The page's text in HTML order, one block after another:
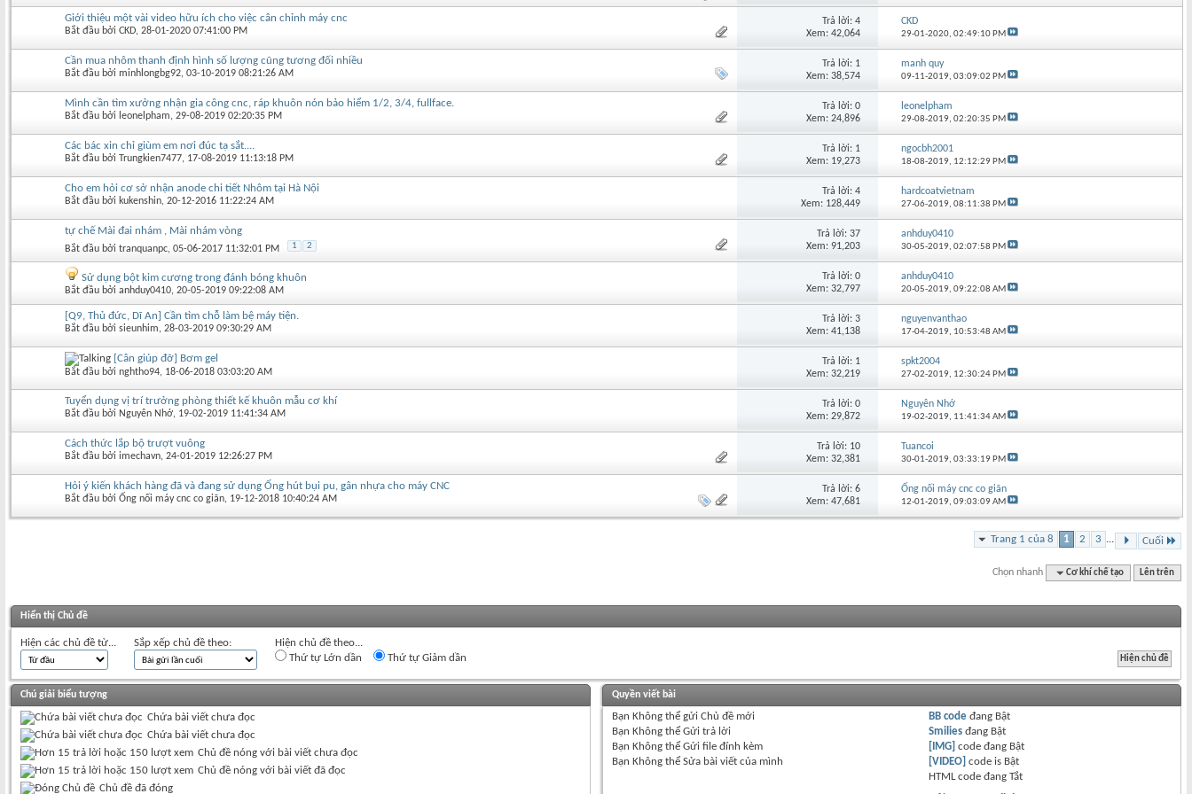
Giới thiệu một vài video hữu ích cho việc cân chỉnh máy cnc
Bắt đầu bởi CKD‎, 28-01-2020 07:41:00 PM
Trả lời: 4
Xem: 42,064
CKD
29-01-2020,02:49:10 PM
Cần mua nhôm thanh định hình số lượng cũng tương đối nhiều
Bắt đầu bởi minhlongbg92‎, 03-10-2019 08:21:26 AM
Trả lời: 1
Xem: 38,574
manh quy
09-11-2019,03:09:02 PM
Mình cần tìm xưởng nhận gia công cnc, ráp khuôn nón bảo hiểm 1/2, 3/4, fullface.
Bắt đầu bởi leonelpham‎, 29-08-2019 02:20:35 PM
Trả lời: 0
Xem: 24,896
leonelpham
29-08-2019,02:20:35 PM
Các bác xin chỉ giùm em nơi đúc tạ sắt....
Bắt đầu bởi Trungkien7477‎, 17-08-2019 11:13:18 PM
Trả lời: 1
Xem: 19,273
ngocbh2001
18-08-2019, 12:12:29 PM
Cho em hỏi cơ sở nhận anode chi tiết Nhôm tại Hà Nội
Bắt đầu bởi kukenshin‎, 20-12-2016 11:22:24 AM
Trả lời: 4
Xem: 128,449
hardcoatvietnam
27-06-2019,08:11:38 PM
tự chế Mài đai nhám , Mài nhám vòng
Bắt đầu bởi tranquanpc‎, 05-06-2017 11:32:01 PM 1 2
Trả lời: 37
Xem: 91,203
anhduy0410
30-05-2019,02:07:58 PM
Sử dụng bột kim cương trong đánh bóng khuôn
Bắt đầu bởi anhduy0410‎, 20-05-2019 09:22:08 AM
Trả lời: 0
Xem: 32,797
anhduy0410
20-05-2019,09:22:08 AM
[Q9, Thủ đức, Dĩ An] Cần tìm chỗ làm bệ máy tiện.
Bắt đầu bởi sieunhim‎, 28-03-2019 09:30:29 AM
Trả lời: 3
Xem: 41,138
nguyenvanthao
17-04-2019, 10:53:48 AM
[Cân giúp đỡ] Bơm gel
Bắt đầu bởi nghtho94‎, 18-06-2018 03:03:20 AM
Trả lời: 1
Xem: 32,219
spkt2004
27-02-2019, 12:30:24 PM
Tuyển dụng vị trí trưởng phòng thiết kế khuôn mẫu cơ khí
Bắt đầu bởi Nguyên Nhớ‎, 19-02-2019 11:41:34 AM
Trả lời: 0
Xem: 29,872
Nguyên Nhớ
19-02-2019, 11:41:34 AM
Cách thức lắp bộ trượt vuông
Bắt đầu bởi imechavn‎, 24-01-2019 12:26:27 PM
Trả lời: 10
Xem: 32,381
Tuancoi
30-01-2019,03:33:19 PM
Hỏi ý kiến khách hàng đã và đang sử dụng Ống hút bụi pu, gân nhựa cho máy CNC
Bắt đầu bởi Ống nối máy cnc co giãn‎, 19-12-2018 10:40:24 AM
Trả lời: 6
Xem: 47,681
Ống nối máy cnc co giãn
12-01-2019,09:03:09 AM
Trang 1 của 8 1 2 3 ... Cuối
Chọn nhanh Cơ khí chế tạo Lên trên
Hiển thị Chủ đề
Hiện các chủ đề từ... Sắp xếp chủ đề theo:
Hiện chủ đề theo...
Thứ tự Lớn dần
Thứ tự Giảm dần
Chú giải biểu tượng
Chứa bài viết chưa đọc
Chứa bài viết chưa đọc
Chủ đề nóng với bài viết chưa đọc
Chủ đề nóng với bài viết đã đọc
Chủ đề đã đóng
Quyền viết bài
Bạn Không thểgửi Chủ đề mới
Bạn Không thểGửi trả lời
Bạn Không thểGửi file đính kèm
Bạn Không thểSửa bài viết của mình
BB code đang Bật
Smilies đang Bật
[IMG] code đang Bật
[VIDEO] code is Bật
HTML code đangTắt